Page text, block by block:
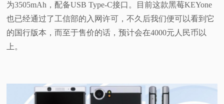
视
频
普
为3505mAh，配备USB Type-C接口。目前这款黑莓KEYone
也已经通过了工信部的入网许可，不久后我们便可以看到它
的国行版本，而至于售价的话，预计会在4000元人民币以
上。